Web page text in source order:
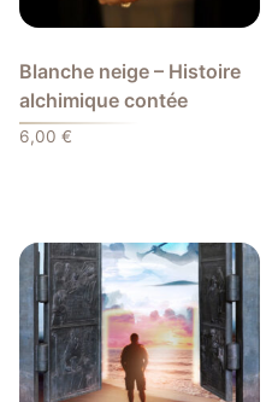
Blanche neige – Histoire
alchimique contée
6,00 €